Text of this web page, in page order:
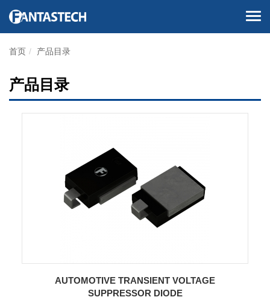
首页 产品目录
产品目录
AUTOMOTIVE TRANSIENT VOLTAGE
SUPPRESSOR DIODE